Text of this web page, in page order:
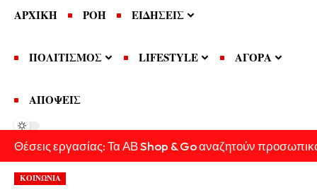
ΑΡΧΙΚΗ ΡΟΗ ΕΙΔΗΣΕΙΣ
ΠΟΛΙΤΙΣΜΟΣ LIFESTYLE ΑΓΟΡΑ
ΑΠΟΨΕΙΣ
Θέσεις εργασίας: Τα ΑΒ Shop & Go αναζητούν
ΚΟΙΝΩΝΙΑ